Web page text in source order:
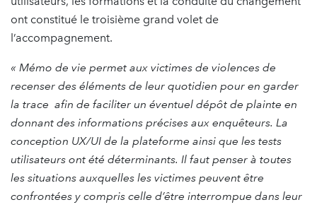
ont constitué le troisième grand volet de
l’accompagnement.
« Mémo de vie permet aux victimes de violences de
recenser des éléments de leur quotidien pour en garder
la trace afin de faciliter un éventuel dépôt de plainte en
donnant des informations précises aux enquêteurs. La
conception UX/UI de la plateforme ainsi que les tests
utilisateurs ont été déterminants. Il faut penser à toutes
les situations auxquelles les victimes peuvent être
confrontées y compris celle d’être interrompue dans leur